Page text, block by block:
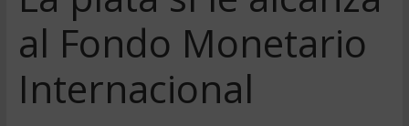
al Fondo Monetario
Internacional